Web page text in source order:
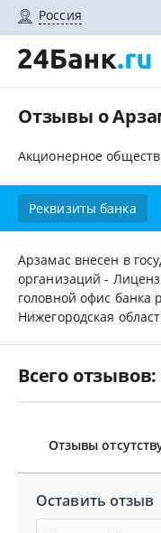
Россия
Отзывы о
Акционерное
Реквизиты банка
Арзамас внесен в
организаций -
головной офис банка
Нижегородская
Всего отзывов:
Отзывы
Оставить отзыв